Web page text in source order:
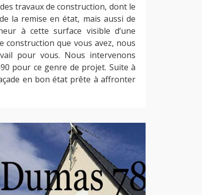
travaux de construction, dont le
la remise en état, mais aussi de
à cette surface visible d’une
construction que vous avez, nous
pour vous. Nous intervenons
pour ce genre de projet. Suite à
en bon état prête à affronter